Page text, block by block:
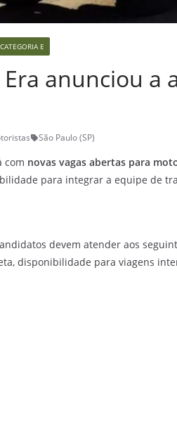
E
anunciou
São Paulo (SP)
com novas vagas abertas para
para integrar a equipe de
devem atender aos
disponibilidade para viagens